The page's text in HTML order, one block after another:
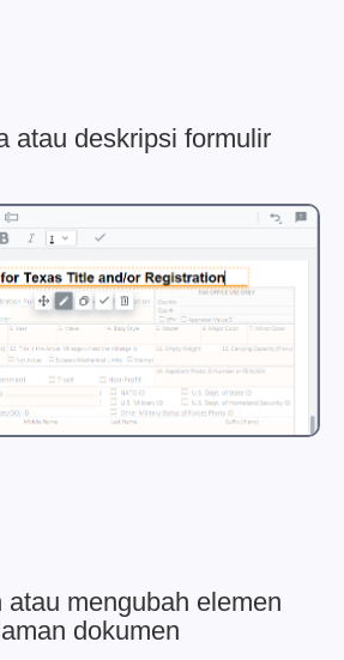
atau deskripsi formulir
atau mengubah elemen
dokumen